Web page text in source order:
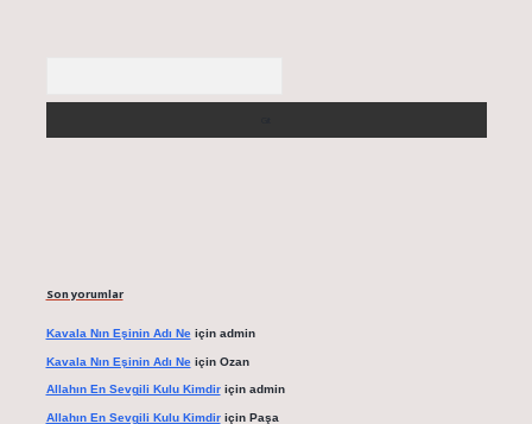
Son yorumlar
Kavala Nın Eşinin Adı Neiçin admin
Kavala Nın Eşinin Adı Neiçin Ozan
Allahın En Sevgili Kulu Kimdiriçin admin
Allahın En Sevgili Kulu Kimdiriçin Paşa